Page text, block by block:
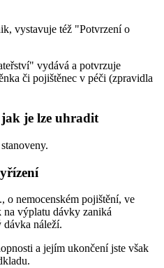
vystavuje též "Potvrzení o
vydává a potvrzuje
či pojištěnec v péči (zpravidla
je lze uhradit
o nemocenském pojištění, ve
na výplatu dávky zaniká
dávka náleží.
a jejím ukončení jste však